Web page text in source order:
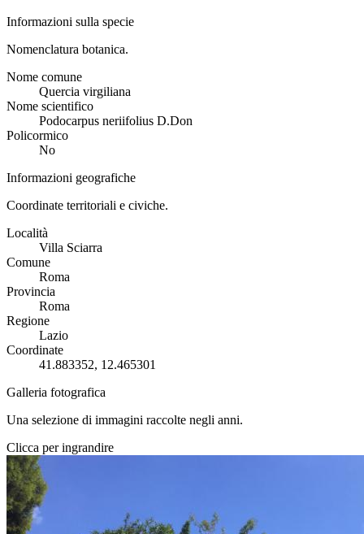
Informazioni sulla specie
Nomenclatura botanica.
Nome comune
Quercia virgiliana
Nome scientifico
Podocarpus neriifolius D.Don
Policormico
No
Informazioni geografiche
Coordinate territoriali e civiche.
Località
Villa Sciarra
Comune
Roma
Provincia
Roma
Regione
Lazio
Coordinate
41.883352, 12.465301
Galleria fotografica
Una selezione di immagini raccolte negli anni.
Clicca per ingrandire